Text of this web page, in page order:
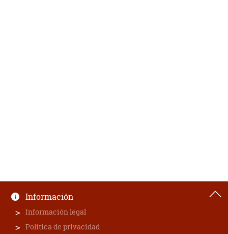
Información
Información legal
Política de privacidad